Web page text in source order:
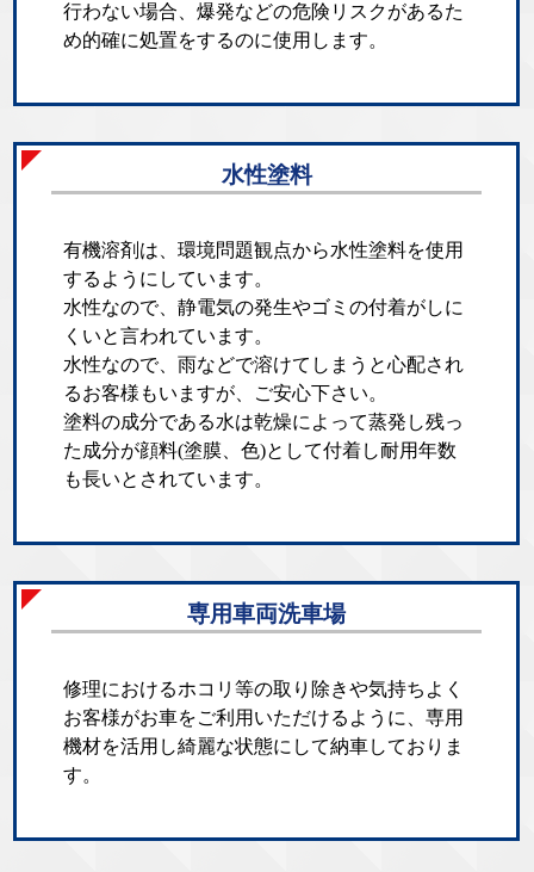
行わない場合、爆発などの危険リスクがあるた
め的確に処置をするのに使用します。
水性塗料
有機溶剤は、環境問題観点から水性塗料を使用
するようにしています。
水性なので、静電気の発生やゴミの付着がしに
くいと言われています。
水性なので、雨などで溶けてしまうと心配され
るお客様もいますが、ご安心下さい。
塗料の成分である水は乾燥によって蒸発し残っ
た成分が顔料(塗膜、色)として付着し耐用年数
も長いとされています。
専用車両洗車場
修理におけるホコリ等の取り除きや気持ちよく
お客様がお車をご利用いただけるように、専用
機材を活用し綺麗な状態にして納車しておりま
す。